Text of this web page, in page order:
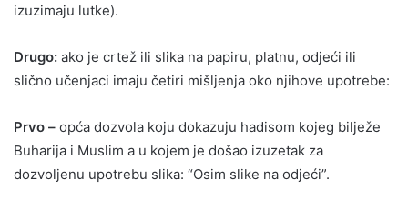
izuzimaju lutke).
Drugo: ako je crtež ili slika na papiru, platnu, odjeći ili
slično učenjaci imaju četiri mišljenja oko njihove upotrebe:
Prvo – opća dozvola koju dokazuju hadisom kojeg bilježe
Buharija i Muslim a u kojem je došao izuzetak za
dozvoljenu upotrebu slika: “Osim slike na odjeći”.